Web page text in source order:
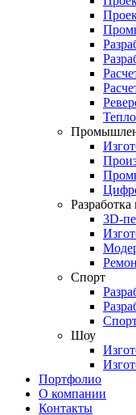
3D-
Спорт
Шоу
Портфолио
О компании
Контакты